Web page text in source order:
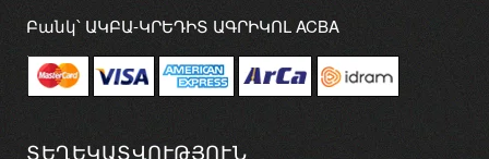
Բանկ՝ ԱԿԲԱ-ԿՐԵԴԻՏ ԱԳՐԻԿՈԼ ACBA
ՏԵՂԵԿԱՏՎՈՒԹՅՈՒՆ